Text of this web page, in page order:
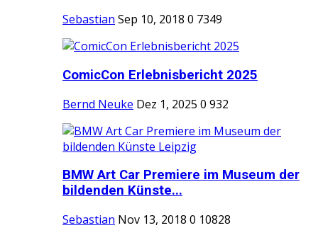
Sebastian Sep 10, 2018 0 7349
ComicCon Erlebnisbericht 2025
Bernd Neuke Dez 1, 2025 0 932
BMW Art Car Premiere im Museum der
bildenden Künste...
Sebastian Nov 13, 2018 0 10828